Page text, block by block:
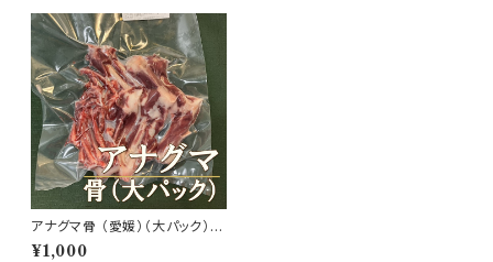
アナグマ骨 （愛媛）（大パック）
【冷凍】【中級者向】
¥1,000